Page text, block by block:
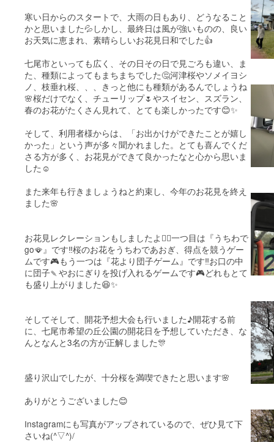
寒い日からのスタートで、大雨の日もあり、どうなること
かと思いました💦しかし、最終日は風が強いものの、良い
お天気に恵まれ、素晴らしいお花見日和でした👍
七尾市といっても広く、その日その日で見ごろも違い、ま
た、種類によってもまちまちでした🤔河津桜やソメイヨシ
ノ、枝垂れ桜、、、きっと他にも種類があるんでしょうね
🌸桜だけでなく、チューリップ🌷やスイセン、スズラン、
春のお花がたくさん見れて、とても楽しかったです😊✨
そして、利用者様からは、「お出かけができたことが嬉し
かった」という声が多々聞かれました。とても喜んでくだ
さる方が多く、お花見ができて良かったなと心から思いま
した☺️
また来年も行きましょうねと約束し、今年のお花見を終え
ました🌸
お花見レクレーションもしましたよ🤸‍♀️一つ目は『うちわで
go🪭』です‼️桜のお花をうちわであおぎ、得点を競うゲー
ムです🎮もう一つは『花より団子ゲーム』です‼️お口の中
に団子🍡やおにぎりを投げ入れるゲームです🎮どれもとて
も盛り上がりました😆✨
そしてそして、開花予想大会も行いました♪開花する前
に、七尾市希望の丘公園の開花日を予想していただき、な
んとなんと3名の方が正解しました🎊
盛り沢山でしたが、十分桜を満喫できたと思います🌸
ありがとうございました😊
Instagramにも写真がアップされているので、ぜひ見て下
さいね(^▽^)/